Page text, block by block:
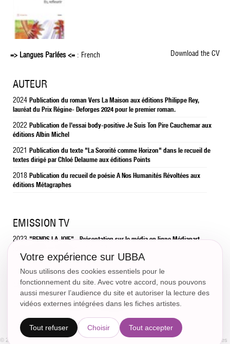
=> Langues Parlées <= : French Download the CV
AUTEUR
2024 Publication du roman Vers La Maison aux éditions Philippe Rey,
lauréat du Prix Régine- Deforges 2024 pour le premier roman.
2022 Publication de l'essai body-positive Je Suis Ton Pire Cauchemar aux
éditions Albin Michel
2021 Publication du texte "La Sororité comme Horizon" dans le recueil de
textes dirigé par Chloé Delaume aux éditions Points
2018 Publication du recueil de poésie A Nos Humanités Révoltées aux
éditions Métagraphes
EMISSION TV
2023"RENDS LA JOIE" - Présentation sur le média en ligne Médiapart
PODCAST
2018-2020"QUOI DE MEUF" - Chroniqueuse- Podcast féministe
© 2018 - CC.Communication - SitemapLegal Notices Paramètres
Votre expérience sur UBBA
Nous utilisons des cookies essentiels pour le
fonctionnement du site. Avec votre accord, nous pouvons
aussi mesurer l’audience du site et autoriser la lecture des
vidéos externes intégrées dans les fiches artistes.
Tout refuser Choisir Tout accepter